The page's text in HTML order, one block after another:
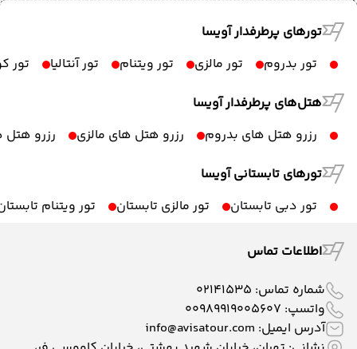
تورهای پرطرفدار آویسا
تور بدروم
تور مالزی تور ویتنام تور آنتالیا
تور
هتل‌های پرطرفدار آویسا
رزرو هتل های بدروم
رزرو هتل های مالزی
رزرو هتل
تورهای تابستانی آویسا
تور دبی تابستان
تور مالزی تابستان تور ویتنام
اطلاعات تماس
شماره تماس: 02141535
واتسپ: 00989919005607
آدرس ایمیل: info@avisatour.com